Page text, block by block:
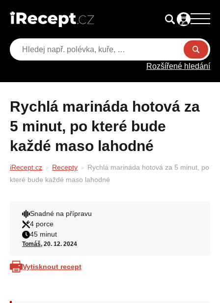
Rozšířené hledání
Rychlá marináda hotová za
5 minut, po které bude
každé maso lahodné
iRecept.cz Recepty
Rychlá marináda hotová za 5 minut, po
které bude každé maso lahodné
Snadné na přípravu
4 porce
45 minut
Tomáš, 20. 12. 2024
Vytisknout recept